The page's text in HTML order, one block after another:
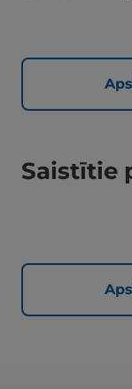
Saistītie